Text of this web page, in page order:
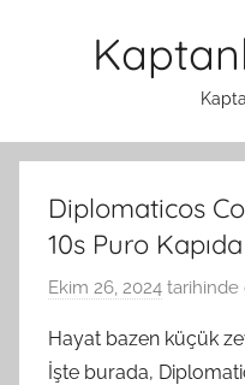
Diplomaticos
10s Puro
Ekim 26, 2024 tarihinde
Hayat bazen küçük
İşte burada,